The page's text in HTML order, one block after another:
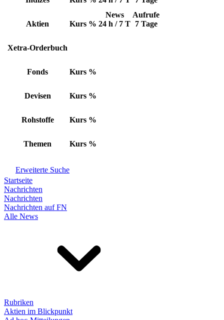
Aktien Kurs %
News
24 h / 7 T
Aufrufe
7 Tage
Xetra-Orderbuch
Fonds Kurs %
Devisen Kurs %
Rohstoffe Kurs %
Themen Kurs %
Erweiterte Suche
Startseite
Nachrichten
Nachrichten
Nachrichten auf FN
Alle News
Rubriken
Aktien im Blickpunkt